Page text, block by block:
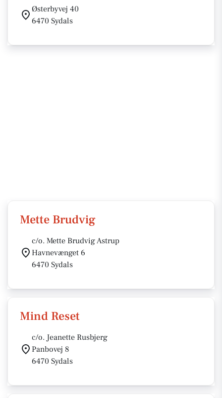
Østerbyvej 40
6470 Sydals
Mette Brudvig
c/o. Mette Brudvig Astrup
Havnevænget 6
6470 Sydals
Mind Reset
c/o. Jeanette Rusbjerg
Panbovej 8
6470 Sydals